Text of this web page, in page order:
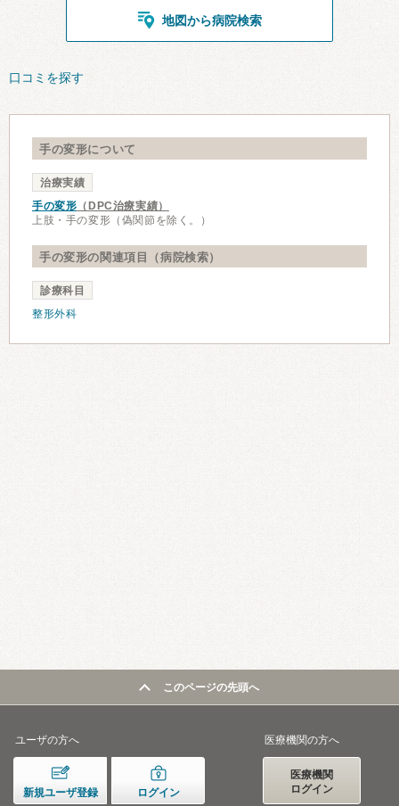
地図から病院検索
口コミを探す
手の変形について
治療実績
手の変形 （DPC治療実績）
上肢・手の変形（偽関節を除く。）
手の変形の関連項目（病院検索）
診療科目
整形外科
このページの先頭へ
ユーザの方へ
新規ユーザ登録 ログイン
医療機関の方へ
医療機関
ログイン